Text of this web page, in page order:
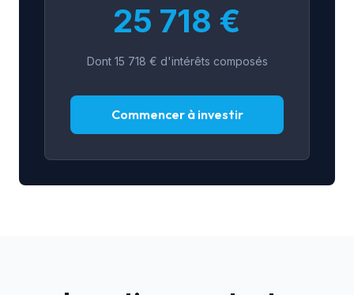
25 718 €
Dont 15 718 € d'intérêts composés
Commencer à investir